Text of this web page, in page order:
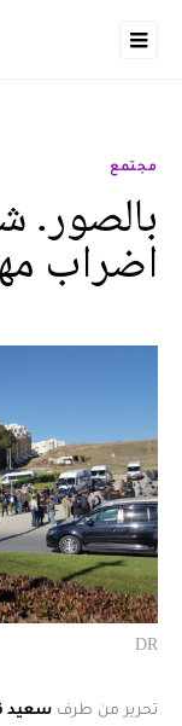
مجتمع
بالصور.
اضراب
DR
تحرير من طرف سعيد